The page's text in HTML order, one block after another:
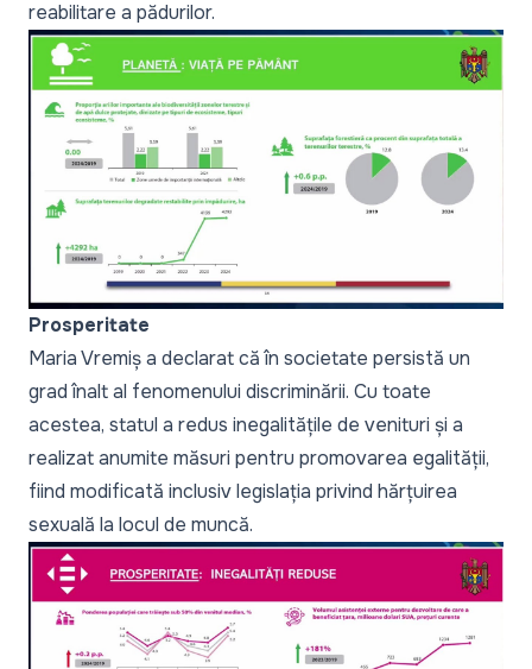
reabilitare a pădurilor.
Prosperitate
Maria Vremiș a declarat că în societate persistă un
grad înalt al fenomenului discriminării. Cu toate
acestea, statul a redus inegalitățile de venituri și a
realizat anumite măsuri pentru promovarea egalității,
fiind modificată inclusiv legislația privind hărțuirea
sexuală la locul de muncă.